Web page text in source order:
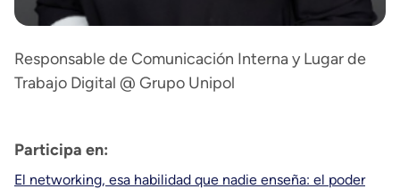
Responsable de Comunicación Interna y Lugar de
Trabajo Digital @ Grupo Unipol
Participa en:
El networking, esa habilidad que nadie enseña: el poder